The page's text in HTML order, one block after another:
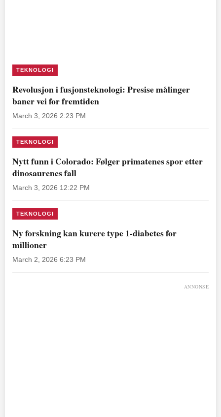
TEKNOLOGI
Revolusjon i fusjonsteknologi: Presise målinger
baner vei for fremtiden
March 3, 2026 2:23 PM
TEKNOLOGI
Nytt funn i Colorado: Følger primatenes spor etter
dinosaurenes fall
March 3, 2026 12:22 PM
TEKNOLOGI
Ny forskning kan kurere type 1-diabetes for
millioner
March 2, 2026 6:23 PM
ANNONSE